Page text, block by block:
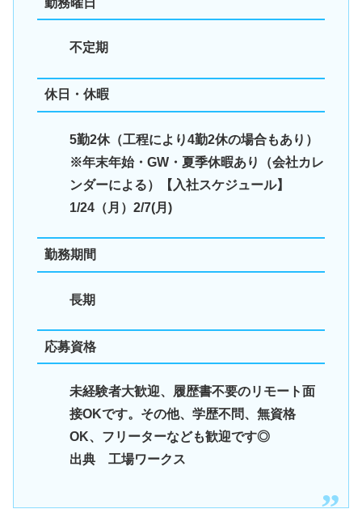
不定期
休日・休暇
5勤2休（工程により4勤2休の場合もあり）
※年末年始・GW・夏季休暇あり（会社カレ
ンダーによる）【入社スケジュール】
1/24（月）2/7(月)
勤務期間
長期
応募資格
未経験者大歓迎、履歴書不要のリモート面
接OKです。その他、学歴不問、無資格
OK、フリーターなども歓迎です◎
出典 工場ワークス